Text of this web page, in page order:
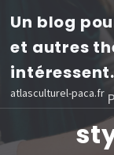
Aller
contenu
(Pressez
Entrée)
Un blog
et autres
intéressent.
atlasculturel-paca.fr